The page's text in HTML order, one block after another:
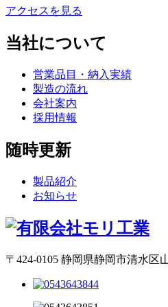
アクセスを見る
当社について
営業品目・納入実績
製造の流れ
会社案内
採用情報
随時更新
製品紹介
お知らせ
〒424-0105 静岡県静岡市清水区